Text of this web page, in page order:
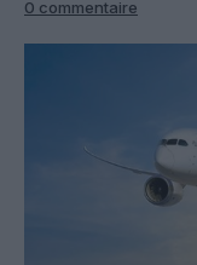
0 commentaire